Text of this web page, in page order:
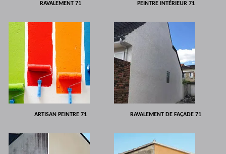
RAVALEMENT 71 PEINTRE INTÉRIEUR 71
ARTISAN PEINTRE 71 RAVALEMENT DE FAÇADE 71